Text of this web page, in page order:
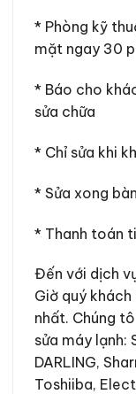
* Phòng kỹ
mặt ngay 30
* Báo cho
sửa chữa
* Chỉ sửa khi
* Sửa xong
* Thanh toán
Đến với dịch
Giờ quý
nhất. Chúng
sửa máy lạnh:
DARLING,
Toshiiba,